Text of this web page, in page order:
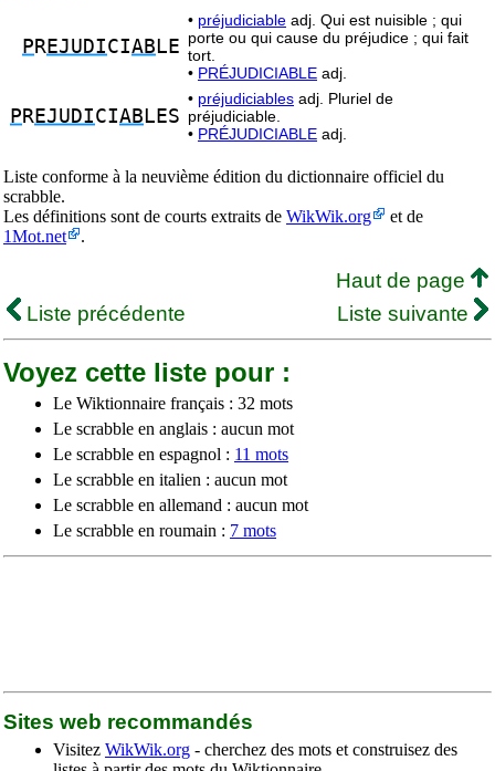
P REJUDICIAB LE
• préjudiciable adj. Qui est nuisible ; qui
porte ou qui cause du préjudice ; qui fait
tort.
• PRÉJUDICIABLE adj.
P REJUDICIAB LES
• préjudiciables adj. Pluriel de
préjudiciable.
• PRÉJUDICIABLE adj.
Liste conforme à la neuvième édition du dictionnaire officiel du
scrabble.
Les définitions sont de courts extraits de WikWik.org
et de
1Mot.net
.
Haut de page
Liste précédente
Liste suivante
Voyez cette liste pour :
Le Wiktionnaire français : 32 mots
Le scrabble en anglais : aucun mot
Le scrabble en espagnol : 11 mots
Le scrabble en italien : aucun mot
Le scrabble en allemand : aucun mot
Le scrabble en roumain : 7 mots
Sites web recommandés
Visitez WikWik.org - cherchez des mots et construisez des